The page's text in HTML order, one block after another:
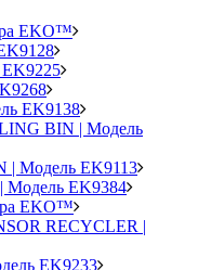
EKO™
EK9138
BIN | Модель
| Модель EK9113
Модель EK9384
EKO™
RECYCLER |
EK9233